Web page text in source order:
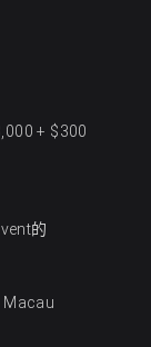
+ $300
的
Macau